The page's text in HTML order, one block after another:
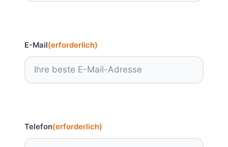
E-Mail(erforderlich)
Telefon(erforderlich)